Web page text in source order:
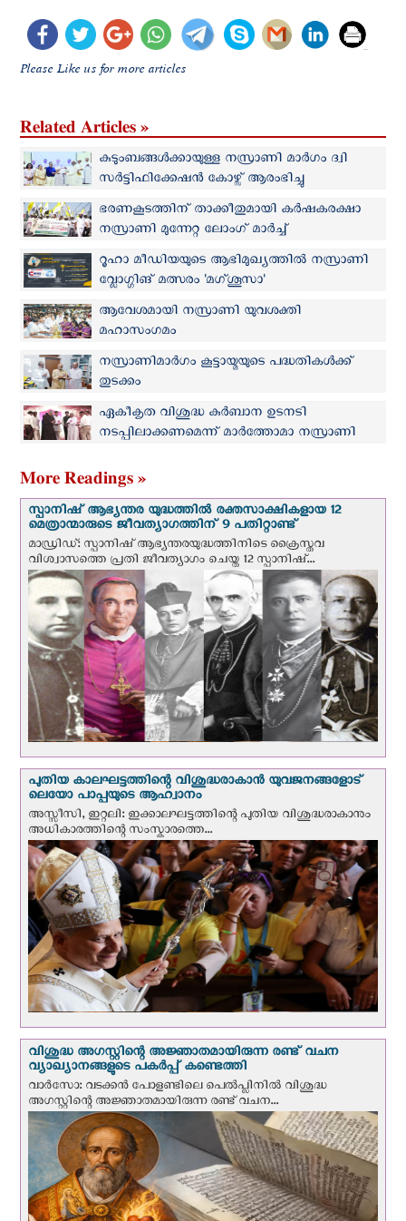
Please Like us for more articles
Related Articles »
കുടുംബങ്ങൾക്കായുള്ള നസ്രാണി മാർഗം ദ്വി
സർട്ടിഫിക്കേഷൻ കോഴ്സ‌് ആരംഭിച്ചു
ഭരണകൂടത്തിന് താക്കീതുമായി കർഷകരക്ഷാ
നസ്രാണി മുന്നേറ്റ ലോംഗ് മാര്‍ച്ച്
റൂഹാ മീഡിയയുടെ ആഭിമുഖ്യത്തില്‍ നസ്രാണി
വ്ലോഗ്ഗിങ് മത്സരം 'മഗ്ശൂസാ'
ആവേശമായി നസ്രാണി യുവശക്തി
മഹാസംഗമം
നസ്രാണിമാർഗം കൂട്ടായ്മയുടെ പദ്ധതികൾക്ക്
തുടക്കം
ഏകീകൃത വിശുദ്ധ കുർബാന ഉടനടി
നടപ്പിലാക്കണമെന്ന് മാർത്തോമാ നസ്രാണി
More Readings »
സ്പാനിഷ് ആഭ്യന്തര യുദ്ധത്തില്‍ രക്തസാക്ഷികളായ 12
മെത്രാന്മാരുടെ ജീവത്യാഗത്തിന് 9 പതിറ്റാണ്ട്
മാഡ്രിഡ്: സ്പാനിഷ് ആഭ്യന്തരയുദ്ധത്തിനിടെ ക്രൈസ്തവ
വിശ്വാസത്തെ പ്രതി ജീവത്യാഗം ചെയ്ത 12 സ്പാനിഷ്...
പുതിയ കാലഘട്ടത്തിന്റെ വിശുദ്ധരാകാന്‍ യുവജനങ്ങളോട്
ലെയോ പാപ്പയുടെ ആഹ്വാനം
അസ്സീസി, ഇറ്റലി: ഇക്കാലഘട്ടത്തിന്റെ പുതിയ വിശുദ്ധരാകാനും
അധികാരത്തിന്റെ സംസ്കാരത്തെ...
വിശുദ്ധ അഗസ്റ്റിന്റെ അജ്ഞാതമായിരുന്ന രണ്ട് വചന
വ്യാഖ്യാനങ്ങളുടെ പകര്‍പ്പ് കണ്ടെത്തി
വാര്‍സോ: വടക്കൻ പോളണ്ടിലെ പെൽപ്ലിനില്‍ വിശുദ്ധ
അഗസ്റ്റിന്റെ അജ്ഞാതമായിരുന്ന രണ്ട് വചന...